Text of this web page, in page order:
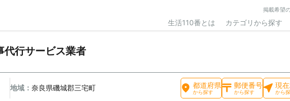
掲載希望
生活110番とは カテゴリから探す
代行サービス業者
地域：奈良県磯城郡三宅町 都道府県
から探す
郵便番号
から探す
現
から